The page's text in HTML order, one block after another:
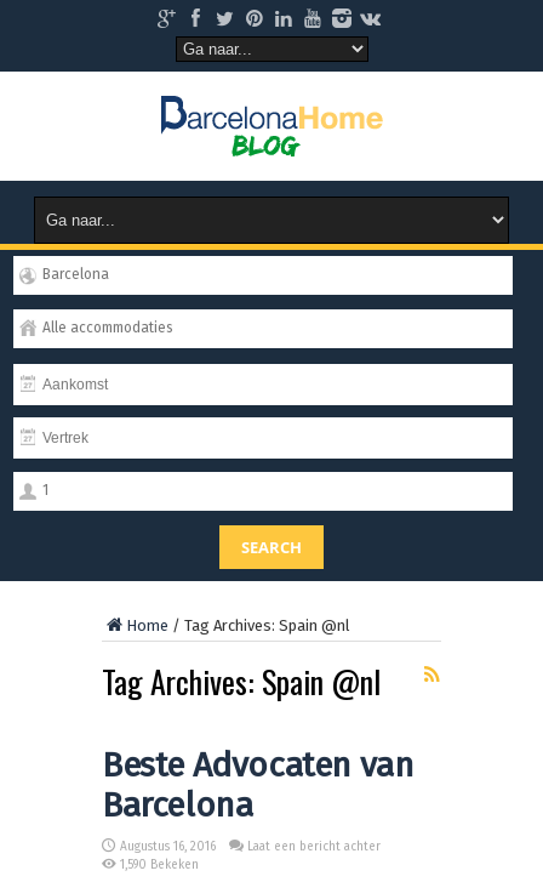
Barcelona
Alle accommodaties
1
SEARCH
Home / Tag Archives: Spain @nl
Tag Archives: Spain @nl
Beste Advocaten van
Barcelona
Augustus 16, 2016
Laat een bericht achter
1,590 Bekeken